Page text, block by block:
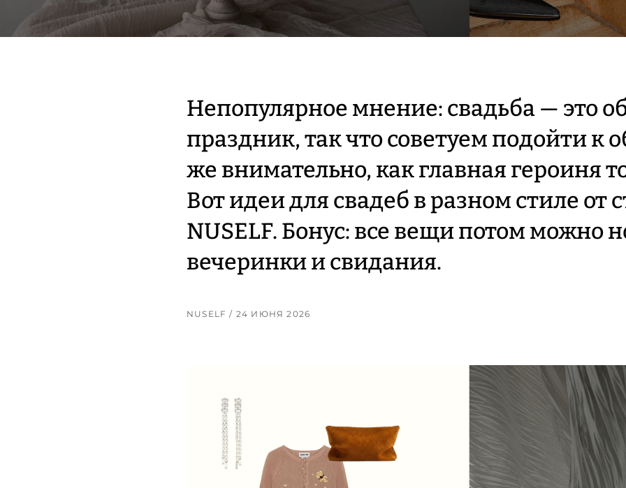
Непопулярное мнение: свадьба — это
праздник, так что советуем подойти к
же внимательно, как главная героиня
Вот идеи для свадеб в разном стиле от
NUSELF. Бонус: все вещи потом можно
вечеринки и свидания.
NUSELF/ 24 ИЮНЯ 2026